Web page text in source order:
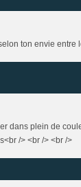
ton envie entre
dans plein de
/> <br /> <br />